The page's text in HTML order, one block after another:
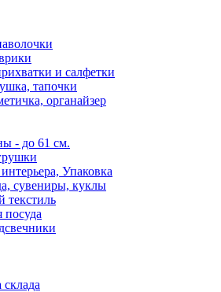
и салфетки
тапочки
органайзер
- до 61 см.
Упаковка
сувениры, куклы
текстиль
посуда